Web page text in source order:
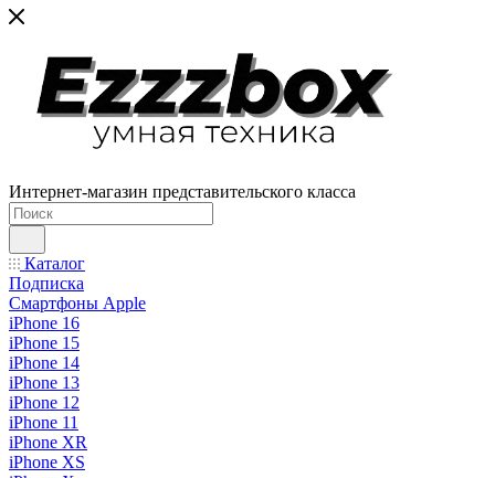
Интернет-магазин представительского класса
Каталог
Подписка
Смартфоны Apple
iPhone 16
iPhone 15
iPhone 14
iPhone 13
iPhone 12
iPhone 11
iPhone XR
iPhone XS